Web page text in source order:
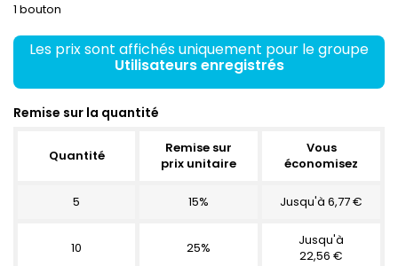
1 bouton
Les prix sont affichés uniquement pour le groupe
Utilisateurs enregistrés
Remise sur la quantité
Quantité
Remise sur
prix unitaire
Vous
économisez
5 15% Jusqu'à 6,77 €
10 25%
Jusqu'à
22,56 €